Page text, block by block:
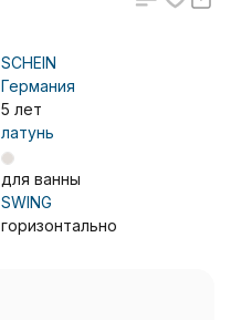
SCHEIN
Германия
5 лет
латунь
для ванны
SWING
горизонтально